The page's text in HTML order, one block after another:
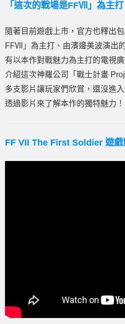
「這次的戰場是FFⅦ」為主打
隨著目前遊戲上市，官方也釋出
FFⅦ」為主打、由濱邊美波演出
有以本作對戰魅力為主打的電視
介紹這次神羅公司「戰士計畫
多支影片讓玩家們欣賞，還沒進
透過影片來了解本作的獨特魅力！
FF VII The First Soldier 遊戲